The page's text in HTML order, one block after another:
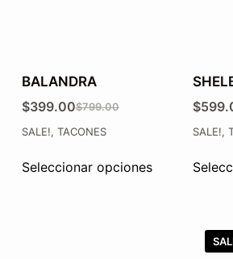
BALANDRA
$799.00
$399.00
SALE!, TACONES
Seleccionar opciones
$
SALE!,